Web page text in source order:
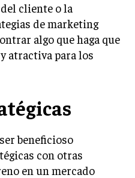
FINANCIEROS
FINANCIEROS
cliente o la
de marketing
algo que haga que
atractiva para los
beneficioso
con otras
en un mercado